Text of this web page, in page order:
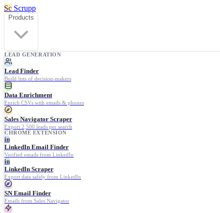
Sc Scrupp
Products
LEAD GENERATION
Lead Finder
Build lists of decision-makers
Data Enrichment
Enrich CSVs with emails & phones
Sales Navigator Scraper
Export 2,500 leads per search
CHROME EXTENSION
in
LinkedIn Email Finder
Verified emails from LinkedIn
in
LinkedIn Scraper
Export data safely from LinkedIn
SN Email Finder
Emails from Sales Navigator